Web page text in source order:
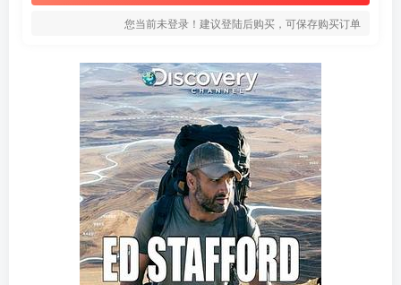
您当前未登录！建议登陆后购买，可保存购买订单